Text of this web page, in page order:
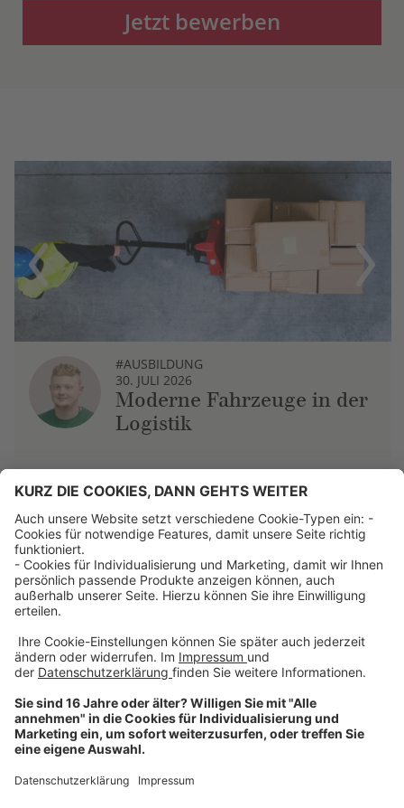
Jetzt bewerben
Previous
#AUSBILDUNG
30. JULI 2026
Moderne Fahrzeuge in der
Logistik
Next
Über uns
Dehner Unternehmen
Jobs bei Dehner